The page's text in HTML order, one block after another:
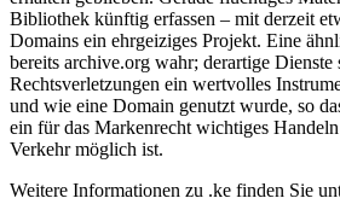
Bibliothek künftig erfassen – mit derzeit
Domains ein ehrgeiziges Projekt. Eine
bereits archive.org wahr; derartige Dienste
Rechtsverletzungen ein wertvolles
und wie eine Domain genutzt wurde, so
ein für das Markenrecht wichtiges
Verkehr möglich ist.
Weitere Informationen zu .ke finden Sie